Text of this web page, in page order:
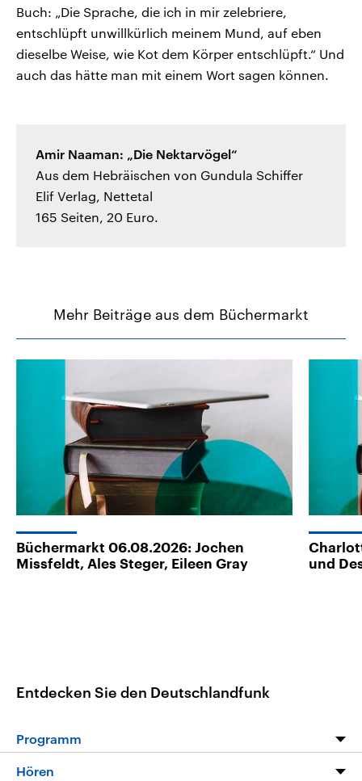
Buch: „Die Sprache, die ich in mir zelebriere,
entschlüpft unwillkürlich meinem Mund, auf eben
dieselbe Weise, wie Kot dem Körper entschlüpft.“ Und
auch das hätte man mit einem Wort sagen können.
Amir Naaman: „Die Nektarvögel“
Aus dem Hebräischen von Gundula Schiffer
Elif Verlag, Nettetal
165 Seiten, 20 Euro.
Mehr Beiträge aus dem Büchermarkt
Büchermarkt 06.08.2026: Jochen
Missfeldt, Ales Steger, Eileen Gray
und
Entdecken Sie den Deutschlandfunk
Programm
Programm
Hören